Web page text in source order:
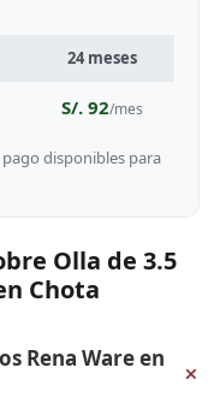
24 meses
S/. 92/mes
disponibles para
Olla de 3.5
Chota
Rena Ware en
+